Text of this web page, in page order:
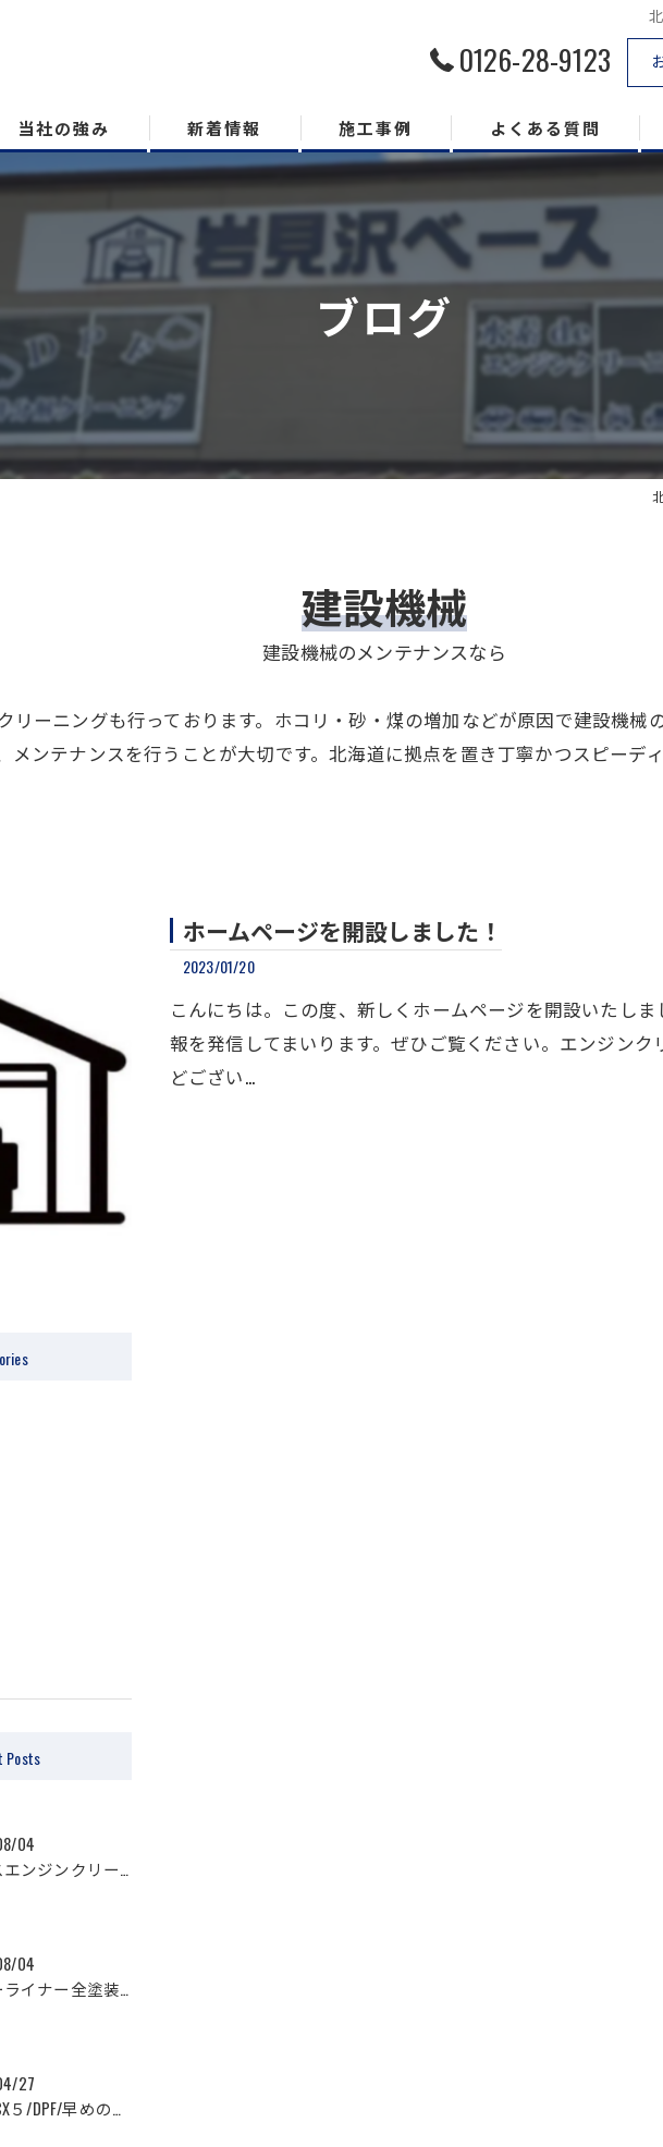
0126-28-9123
当社の強み 新着情報 施工事例 よくある質問
ブログ
建設機械
建設機械のメンテナンスなら
リーニングも行っております。ホコリ・砂・煤の増加などが原因で建設機械
メンテナンスを行うことが大切です。北海道に拠点を置き丁寧かつスピーデ
ホームページを開設しました！
2023/01/20
こんにちは。この度、新しくホームページを開設いたし
報を発信してまいります。ぜひご覧ください。エンジン
どござい…
Posts
04
水素ガスエンジンクリーニング/ジムニー
04
ラプターライナー全塗装/フィアット
27
マツダ/CX５/DPF/早めの対策を！